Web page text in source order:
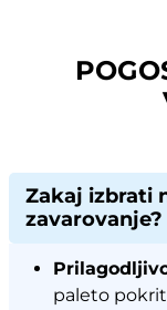
Zakaj izbrati
zavarovanje?
paleto